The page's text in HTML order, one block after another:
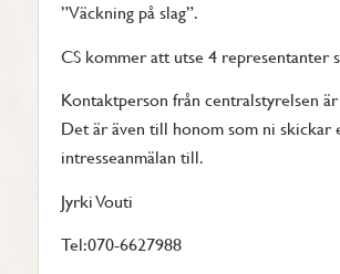
”Väckning på slag”.
CS kommer att utse 4 representanter
Kontaktperson från centralstyrelsen är
Det är även till honom som ni skickar
intresseanmälan till.
Jyrki Vouti
Tel:070-6627988